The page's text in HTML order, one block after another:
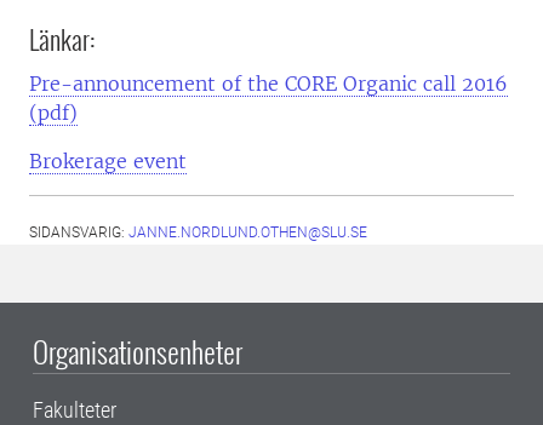
Länkar:
Pre-announcement of the CORE Organic call 2016
(pdf)
Brokerage event
SIDANSVARIG: JANNE.NORDLUND.OTHEN@SLU.SE
Organisationsenheter
Fakulteter